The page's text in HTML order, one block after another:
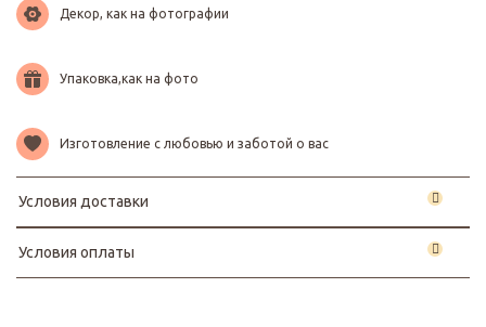
Декор, как на фотографии
Упаковка,как на фото
Изготовление с любовью и заботой о вас
Условия доставки
Условия оплаты